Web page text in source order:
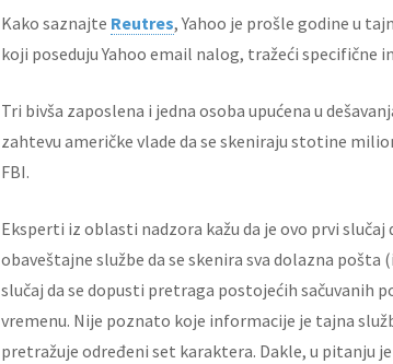
Kako saznajte Reutres, Yahoo je prošle godine u
koji poseduju Yahoo email nalog, tražeći specifične
Tri bivša zaposlena i jedna osoba upućena u
zahtevu američke vlade da se skeniraju stotine
FBI.
Eksperti iz oblasti nadzora kažu da je ovo prvi
obaveštajne službe da se skenira sva dolazna
slučaj da se dopusti pretraga postojećih sačuvanih
vremenu. Nije poznato koje informacije je tajna
pretražuje određeni set karaktera. Dakle, u pitanju